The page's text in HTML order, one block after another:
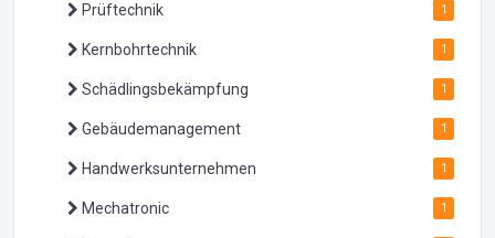
Prüftechnik 1
Kernbohrtechnik 1
Schädlingsbekämpfung 1
Gebäudemanagement 1
Handwerksunternehmen 1
Mechatronic 1